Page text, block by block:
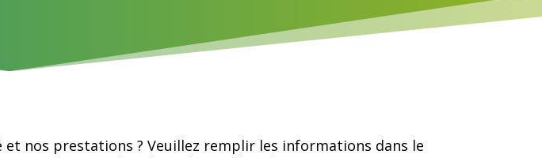
nos prestations ? Veuillez remplir les informations dans le